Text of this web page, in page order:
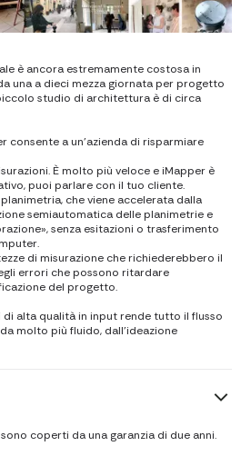
è ancora estremamente costosa in
una a dieci mezza giornata per progetto
studio di architettura è di circa
consente a un'azienda di risparmiare
È molto più veloce e iMapper è
puoi parlare con il tuo cliente.
che viene accelerata dalla
semiautomatica delle planimetrie e
senza esitazioni o trasferimento
di misurazione che richiederebbero il
errori che possono ritardare
del progetto.
di alta qualità in input rende tutto il flusso
molto più fluido, dall'ideazione
coperti da una garanzia di due anni.